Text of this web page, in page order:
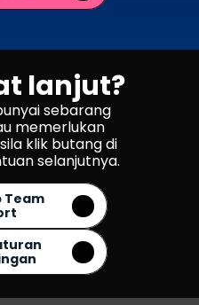
lanjut?
sebarang
memerlukan
klik butang di
selanjutnya.
Team